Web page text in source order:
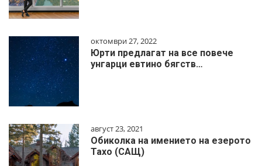
октомври 27, 2022
Юрти предлагат на все повече
унгарци евтино бягств…
август 23, 2021
Обиколка на имението на езерото
Тахо (САЩ)